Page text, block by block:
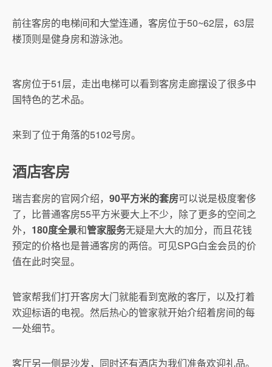
前往客房的电梯间和大堂连通，客房位于50~62层，63层
楼顶则是健身房和游泳池。
客房位于51层，走出电梯可以看到客房走廊摆设了很多中
国特色的艺术品。
来到了位于角落的5102号房。
酒店客房
瑞吉套房的官网介绍， 90平方米的套房可以说是极度奢侈
了，比普通客房55平方米要大上不少，除了更多的空间之
外， 180度全景和管家服务无疑是大大的加分，而且花钱
预定的价格也是普通客房的两倍。可见SPG白金会员的价
值在此时突显。
管家帮我们打开客房大门就能看到宽敞的客厅，以及打着
欢迎标语的电视。然后热心的管家就开始介绍着房间的每
一处细节。
客厅另一侧是沙发，同时还有酒店为我们准备欢迎礼品。